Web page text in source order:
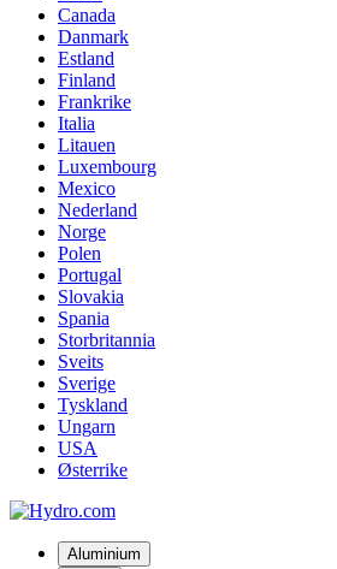
Canada
Danmark
Estland
Finland
Frankrike
Italia
Litauen
Luxembourg
Mexico
Nederland
Norge
Polen
Portugal
Slovakia
Spania
Storbritannia
Sveits
Sverige
Tyskland
Ungarn
USA
Østerrike
Aluminium